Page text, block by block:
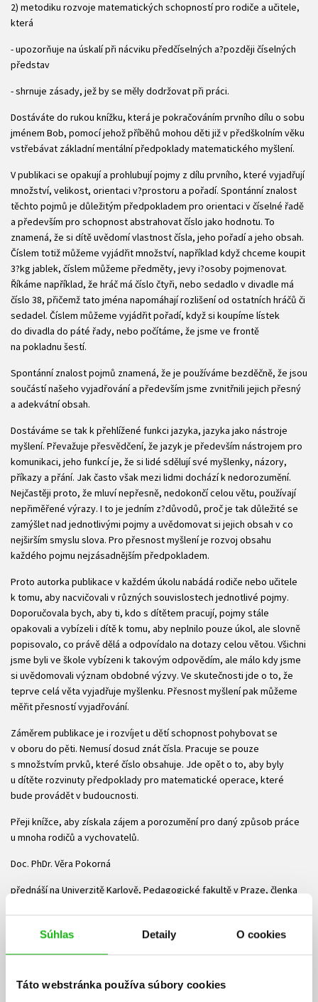
Súhlas Detaily O cookies
Táto webstránka používa súbory cookies
2) metodiku rozvoje matematických schopností pro rodiče a učitele,
která
- upozorňuje na úskalí při nácviku předčíselných a?později číselných
představ
- shrnuje zásady, jež by se měly dodržovat při práci.
Dostáváte do rukou knížku, která je pokračováním prvního dílu o sobu
jménem Bob, pomocí jehož příběhů mohou děti již v předškolním věku
vstřebávat základní mentální předpoklady matematického myšlení.
V publikaci se opakují a prohlubují pojmy z dílu prvního, které vyjadřují
množství, velikost, orientaci v?prostoru a pořadí. Spontánní znalost
těchto pojmů je důležitým předpokladem pro orientaci v číselné řadě
a především pro schopnost abstrahovat číslo jako hodnotu. To
znamená, že si dítě uvědomí vlastnost čísla, jeho pořadí a jeho obsah.
Číslem totiž můžeme vyjádřit množství, například když chceme koupit
3?kg jablek, číslem můžeme předměty, jevy i?osoby pojmenovat.
Říkáme například, že hráč má číslo čtyři, nebo sedadlo v divadle má
číslo 38, přičemž tato jména napomáhají rozlišení od ostatních hráčů či
sedadel. Číslem můžeme vyjádřit pořadí, když si koupíme lístek
do divadla do páté řady, nebo počítáme, že jsme ve frontě
na pokladnu šestí.
Spontánní znalost pojmů znamená, že je používáme bezděčně, že jsou
součástí našeho vyjadřování a především jsme zvnitřnili jejich přesný
a adekvátní obsah.
Dostáváme se tak k přehlížené funkci jazyka, jazyka jako nástroje
myšlení. Převažuje přesvědčení, že jazyk je především nástrojem pro
komunikaci, jeho funkcí je, že si lidé sdělují své myšlenky, názory,
příkazy a přání. Jak často však mezi lidmi dochází k nedorozumění.
Nejčastěji proto, že mluví nepřesně, nedokončí celou větu, používají
nepřiměřené výrazy. I to je jedním z?důvodů, proč je tak důležité se
zamýšlet nad jednotlivými pojmy a uvědomovat si jejich obsah v co
nejširším smyslu slova. Pro přesnost myšlení je rozvoj obsahu
každého pojmu nejzásadnějším předpokladem.
Proto autorka publikace v každém úkolu nabádá rodiče nebo učitele
k tomu, aby nacvičovali v různých souvislostech jednotlivé pojmy.
Doporučovala bych, aby ti, kdo s dítětem pracují, pojmy stále
opakovali a vybízeli i dítě k tomu, aby neplnilo pouze úkol, ale slovně
popisovalo, co právě dělá a odpovídalo na dotazy celou větou. Všichni
jsme byli ve škole vybízeni k takovým odpovědím, ale málo kdy jsme
si uvědomovali význam obdobné výzvy. Ve skutečnosti jde o to, že
teprve celá věta vyjadřuje myšlenku. Přesnost myšlení pak můžeme
měřit přesností vyjadřování.
Záměrem publikace je i rozvíjet u dětí schopnost pohybovat se
v oboru do pěti. Nemusí dosud znát čísla. Pracuje se pouze
s množstvím prvků, které číslo obsahuje. Jde opět o to, aby byly
u dítěte rozvinuty předpoklady pro matematické operace, které
bude provádět v budoucnosti.
Přeji knížce, aby získala zájem a porozumění pro daný způsob práce
u mnoha rodičů a vychovatelů.
Doc. PhDr. Věra Pokorná
přednáší na Univerzitě Karlově, Pedagogické fakultě v Praze, členka
Súbory na stiahnutie